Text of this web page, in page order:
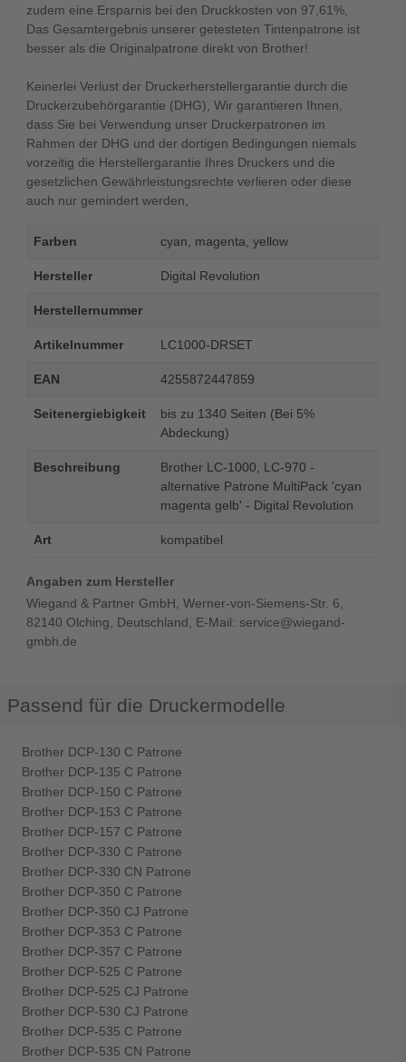
zudem eine Ersparnis bei den Druckkosten von 97,61%,
Das Gesamtergebnis unserer getesteten Tintenpatrone ist
besser als die Originalpatrone direkt von Brother!
Keinerlei Verlust der Druckerherstellergarantie durch die
Druckerzubehörgarantie (DHG), Wir garantieren Ihnen,
dass Sie bei Verwendung unser Druckerpatronen im
Rahmen der DHG und der dortigen Bedingungen niemals
vorzeitig die Herstellergarantie Ihres Druckers und die
gesetzlichen Gewährleistungsrechte verlieren oder diese
auch nur gemindert werden,
Farben cyan, magenta, yellow
Hersteller Digital Revolution
Herstellernummer
Artikelnummer LC1000-DRSET
EAN 4255872447859
Seitenergiebigkeit
bis zu 1340 Seiten (Bei 5%
Abdeckung)
Beschreibung
Brother LC-1000, LC-970 -
alternative Patrone MultiPack 'cyan
magenta gelb' - Digital Revolution
Art kompatibel
Angaben zum Hersteller
Wiegand & Partner GmbH, Werner-von-Siemens-Str. 6,
82140 Olching, Deutschland, E-Mail: service@wiegand-
gmbh.de
Passend für die Druckermodelle
Brother DCP-130 C Patrone
Brother DCP-135 C Patrone
Brother DCP-150 C Patrone
Brother DCP-153 C Patrone
Brother DCP-157 C Patrone
Brother DCP-330 C Patrone
Brother DCP-330 CN Patrone
Brother DCP-350 C Patrone
Brother DCP-350 CJ Patrone
Brother DCP-353 C Patrone
Brother DCP-357 C Patrone
Brother DCP-525 C Patrone
Brother DCP-525 CJ Patrone
Brother DCP-530 CJ Patrone
Brother DCP-535 C Patrone
Brother DCP-535 CN Patrone